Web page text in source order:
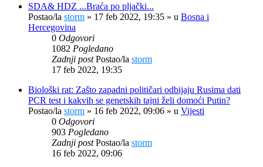
SDA& HDZ ...Braća po pljački...
Postao/la storm » 17 feb 2022, 19:35 » u Bosna i
Hercegovina
0 Odgovori
1082 Pogledano
Zadnji postPostao/la storm
17 feb 2022, 19:35
Biološki rat: Zašto zapadni političari odbijaju Rusima dati
PCR test i kakvih se genetskih tajni želi domoći Putin?
Postao/la storm » 16 feb 2022, 09:06 » u Vijesti
0 Odgovori
903 Pogledano
Zadnji postPostao/la storm
16 feb 2022, 09:06